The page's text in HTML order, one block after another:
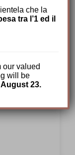
che la
tra l’1 ed il
our valued
will be
23.